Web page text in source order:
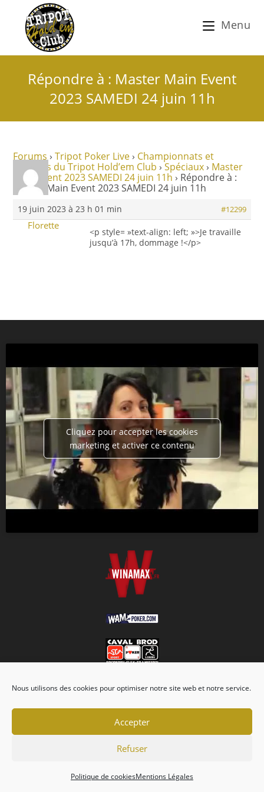
Nous utilisons des cookies pour optimiser notre site web et notre service.
Accepter
Refuser
Politique de cookiesMentions Légales
Menu
Répondre à : Master Main Event
2023 SAMEDI 24 juin 11h
Forums › Tripot Poker Live › Championnats et
tournois du Tripot Hold’em Club › Spéciaux › Master
Main Event 2023 SAMEDI 24 juin 11h › Répondre à :
Master Main Event 2023 SAMEDI 24 juin 11h
19 juin 2023 à 23 h 01 min #12299
Florette
<p style= »text-align: left; »>Je travaille
jusqu’à 17h, dommage !</p>
Cliquez pour accepter les cookies
marketing et activer ce contenu
Mentions Légales
Politique de cookies (EU) Conditions générales